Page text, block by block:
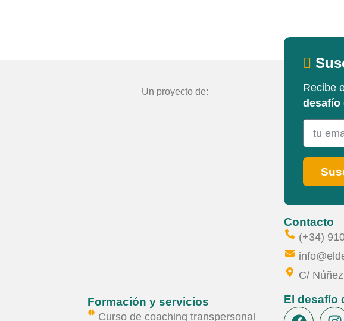
Un proyecto de:
Formación y servicios
Curso de coaching transpersonal
Recibe
desafío
Contacto
(+34)
C/
El desafío